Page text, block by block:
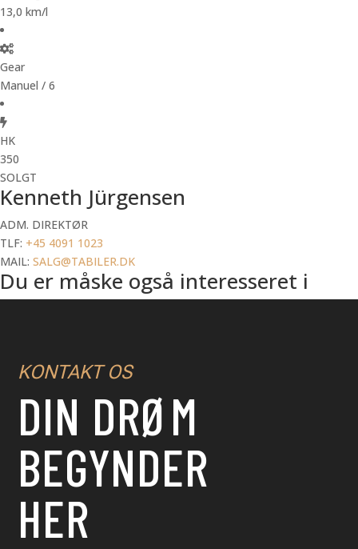
13,0 km/l
Gear
Manuel / 6
HK
350
SOLGT
Kenneth Jürgensen
ADM. DIREKTØR
TLF: +45 4091 1023
MAIL: SALG@TABILER.DK
Du er måske også interesseret i
KONTAKT OS
DIN DRØM
BEGYNDER
HER